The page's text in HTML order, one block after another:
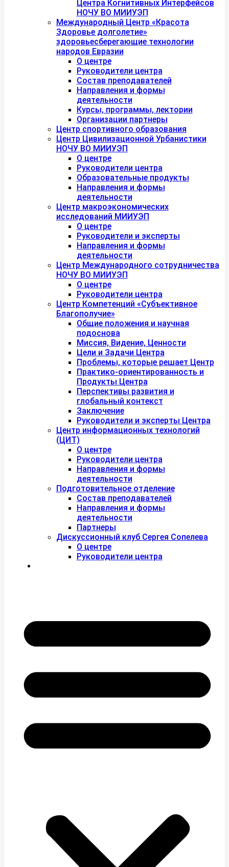
Центра Когнитивных Интерфейсов
НОЧУ ВО МИИУЭП
Международный Центр «Красота
Здоровье долголетие»
здоровьесберегающие технологии
народов Евразии
О центре
Руководители центра
Состав преподавателей
Направления и формы
деятельности
Курсы, программы, лектории
Организации партнеры
Центр спортивного образования
Центр Цивилизационной Урбанистики
НОЧУ ВО МИИУЭП
О центре
Руководители центра
Образовательные продукты
Направления и формы
деятельности
Центр макроэкономических
исследований МИИУЭП
О центре
Руководители и эксперты
Направления и формы
деятельности
Центр Международного сотрудничества
НОЧУ ВО МИИУЭП
О центре
Руководители центра
Центр Компетенций «Субъективное
Благополучие»
Общие положения и научная
подоснова
Миссия, Видение, Ценности
Цели и Задачи Центра
Проблемы, которые решает Центр
Практико-ориентированность и
Продукты Центра
Перспективы развития и
глобальный контекст
Заключение
Руководители и эксперты Центра
Центр информационных технологий
(ЦИТ)
О центре
Руководители центра
Направления и формы
деятельности
Подготовительное отделение
Состав преподавателей
Направления и формы
деятельности
Партнеры
Дискуссионный клуб Сергея Сопелева
О центре
Руководители центра